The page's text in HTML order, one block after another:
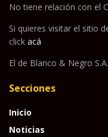
No tiene relación con el
Si quieres visitar el sitio
click acá
El de Blanco & Negro
Secciones
Inicio
Noticias